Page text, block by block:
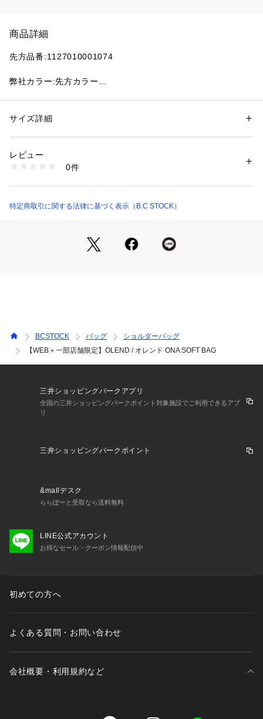
商品詳細
先方品番:1127010001074
弊社カラー:先方カラー
ネイビー(040):NAVY
オレンジ(070):OXIDE
通学など普段使いから、お出かけの際にもおすすめです。豊富
グ、バックパックの4way仕様になっており様々なシーンでお
ブランドのアイコン的存在のナイロンバッグ“Ona Soft Bag”
は軽量で様々な使い方が可能。
色展開も豊富で、今注目を集めているブランド。
※こちらの商品は、WEBと一部店舗限定商品です。
そのほかの店舗へは入荷致しませんのでお問い合わせの際には
ご注意ください。
E / IENA OUTLET STORE 御殿場店
E / IENA OUTLET STORE 三田店
B.C STOCK 神戸店
ださい。
※こちらの商品は、B.C STOCKでの取り扱いになります。 直
※照明の関係により、実際よりも色味が違って見える場合があ
ります。またパソコン・スマートフォンなどの環境により、若
性別：レディース
素材：表地:ナイロン100% 裏地:ナイロン100%
商品番号：
26092710007210 （ショップ）
サイズ詳細
レビュー
0件
特定商取引に関する法律に基づく表示（B.C STOCK）
BCSTOCK バッグ
ショルダーバッグ
【WEB＋一部店舗限定】OLEND / オレンド ONA SOFT BAG
三井ショッピングパークアプリ
全国の三井ショッピングパークポイント対象施設でご利用できるアプ
リ
三井ショッピングパークポイント
&mallデスク
ららぽーと受取なら送料無料
LINE公式アカウント
お得なセール・クーポン情報配信中
初めての方へ
よくある質問・お問い合わせ
会社概要・利用規約など